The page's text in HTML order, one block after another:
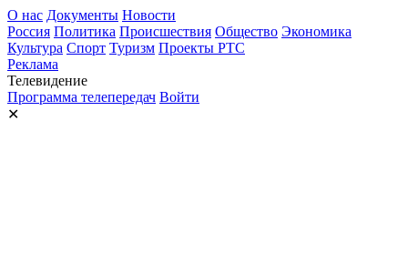
О нас Документы Новости
Россия Политика Происшествия Общество Экономика
Культура Спорт Туризм Проекты РТС
Реклама
Телевидение
Программа телепередач Войти
✕